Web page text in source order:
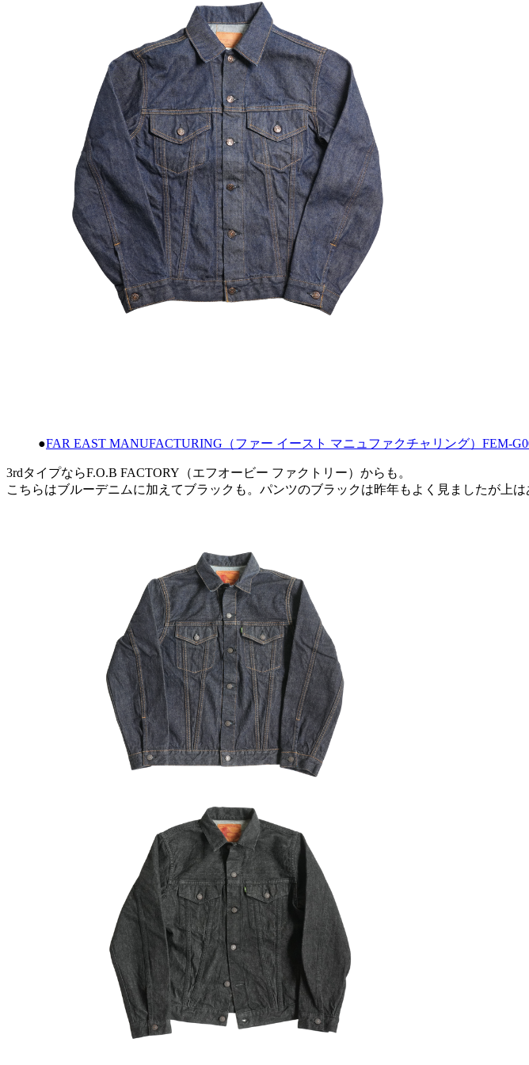
●FAR EAST MANUFACTURING（ファー イースト マニュファクチャリング）FEM-
3rdタイプならF.O.B FACTORY（エフオービー ファクトリー）からも。
こちらはブルーデニムに加えてブラックも。パンツのブラックは昨年もよく見ましたが上は